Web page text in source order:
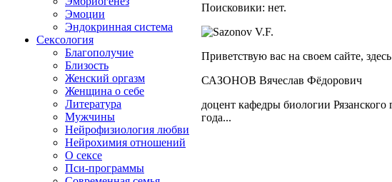
Эмоции
Эндокринная система
Сексология
Благополучие
Близость
Женский оргазм
Женщина о себе
Литература
Мужчины
Нейрофизиология любви
Нейрохимия отношений
О сексе
Пси-программы
Поисковики: нет.
Приветствую вас на своем сайте,
САЗОНОВ Вячеслав Фёдорович
доцент кафедры биологии
года...